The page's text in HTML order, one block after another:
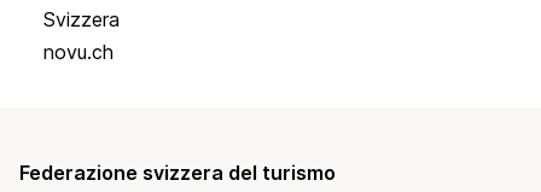
Svizzera
novu.ch
Federazione svizzera del turismo